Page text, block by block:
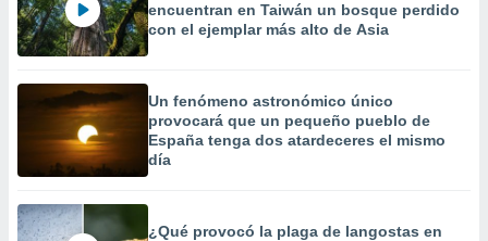
encuentran en Taiwán un bosque perdido
con el ejemplar más alto de Asia
Un fenómeno astronómico único
provocará que un pequeño pueblo de
España tenga dos atardeceres el mismo
día
¿Qué provocó la plaga de langostas en